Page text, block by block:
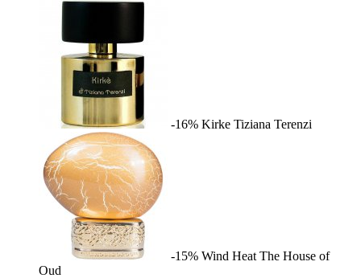
-16% Kirke Tiziana Terenzi
-15% Wind Heat The House of
Oud